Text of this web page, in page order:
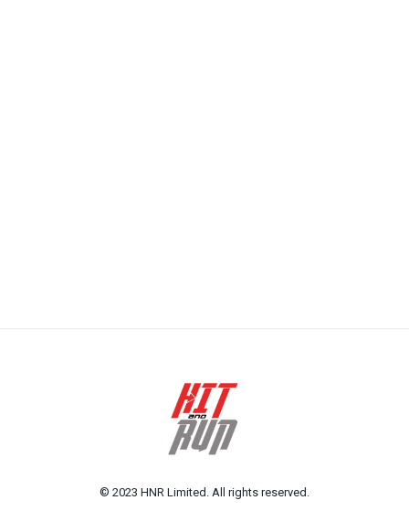
© 2023 HNR Limited. All rights reserved.